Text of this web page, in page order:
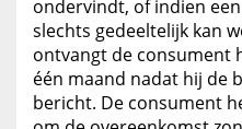
ondervindt, of indien
slechts gedeeltelijk kan
ontvangt de consument
één maand nadat hij de
bericht. De consument